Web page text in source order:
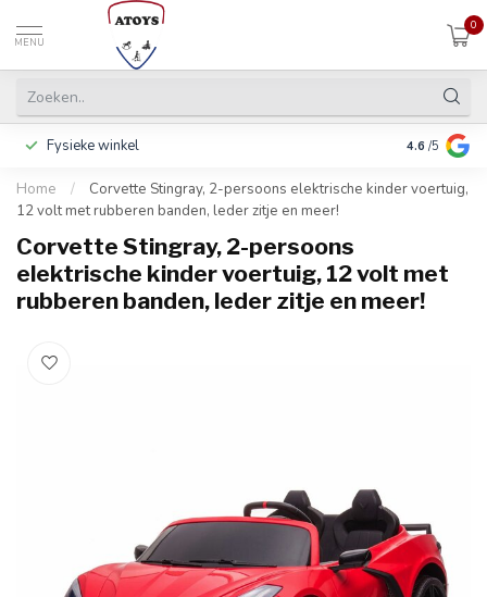
MENU
0
Fysieke winkel Inclusief
4.6 /5
Home /
Corvette Stingray, 2-persoons elektrische kinder voertuig,
12 volt met rubberen banden, leder zitje en meer!
Corvette Stingray, 2-persoons
elektrische kinder voertuig, 12 volt met
rubberen banden, leder zitje en meer!